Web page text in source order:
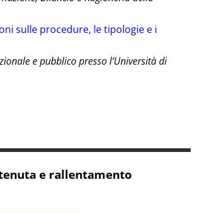
sulle procedure, le tipologie e i
e pubblico presso l’Università di
e rallentamento